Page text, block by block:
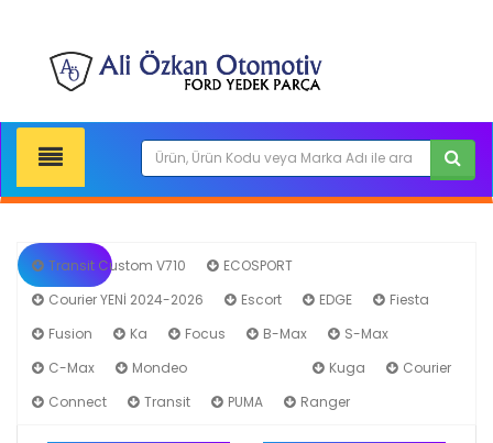
Transit Custom V710
ECOSPORT
Courier YENİ 2024-2026
Escort EDGE
Fiesta
Fusion
Ka Focus B-Max
S-Max
C-Max
Mondeo Kuga
Courier
Connect
Transit PUMA Ranger